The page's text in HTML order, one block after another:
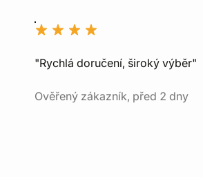
"Rychlá doručení, široký výběr"
Ověřený zákazník, před 2 dny